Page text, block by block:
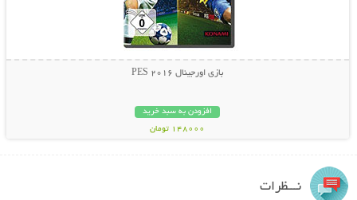
بازی اورجینال PES 2016
افزودن به سبد خرید
148000 تومان
نـــظرات